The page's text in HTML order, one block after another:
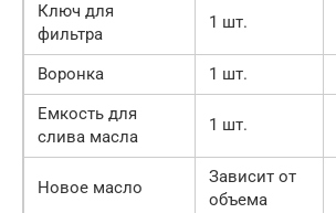
Ключ для
фильтра
1 шт.
Воронка 1 шт.
Емкость для
слива масла
1 шт.
Новое масло
Зависит от
объема